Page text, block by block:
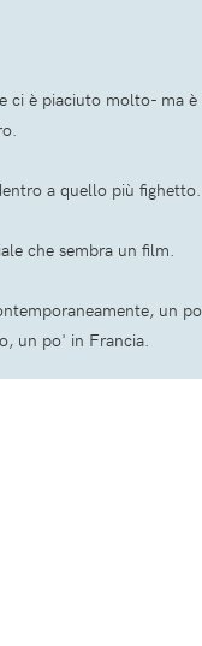
ci è piaciuto molto- ma
a quello più fighetto.
che sembra un film.
un
un po' in Francia.